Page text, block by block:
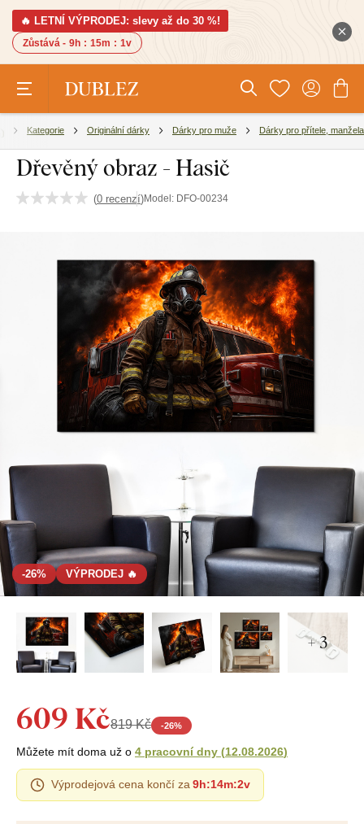
🔥 LETNÍ VÝPRODEJ: slevy až do 30 %!
Zůstává - 9h : 15m : 1v
Kategorie Originální dárky Dárky pro muže Dárky pro přítele, manžela
Dřevěný obraz - Hasič
(0 recenzí)Model: DFO-00234
-26% VÝPRODEJ 🔥
+ 3
609 Kč819 Kč -26%
Můžete mít doma už o 4 pracovní dny (12.08.2026)
Výprodejová cena končí za 9h:14m:1v